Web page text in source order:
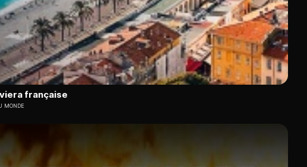
française
MONDE